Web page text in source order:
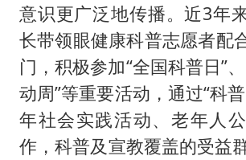
意识更广泛地传播。近3年
长带领眼健康科普志愿者配
门，积极参加“全国科普日”
动周”等重要活动，通过“科
年社会实践活动、老年人
作，科普及宣教覆盖的受益